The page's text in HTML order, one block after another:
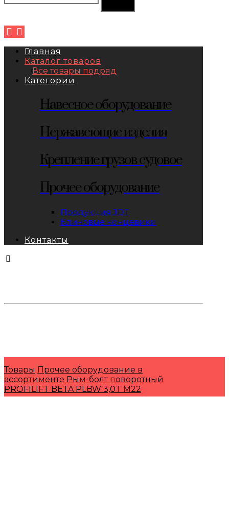
Главная
Каталог товаров
Все товары подряд
Категории
Навесное оборудование
Нержавеющие изделия
Крепление грузов судовое
Прочее оборудование
Продукция JDT
Клиновые концевики
Контакты
Товары Прочее оборудование в
ассортименте Рым-болт поворотный
PROFILIFT BETA PLBW 3,0T M22